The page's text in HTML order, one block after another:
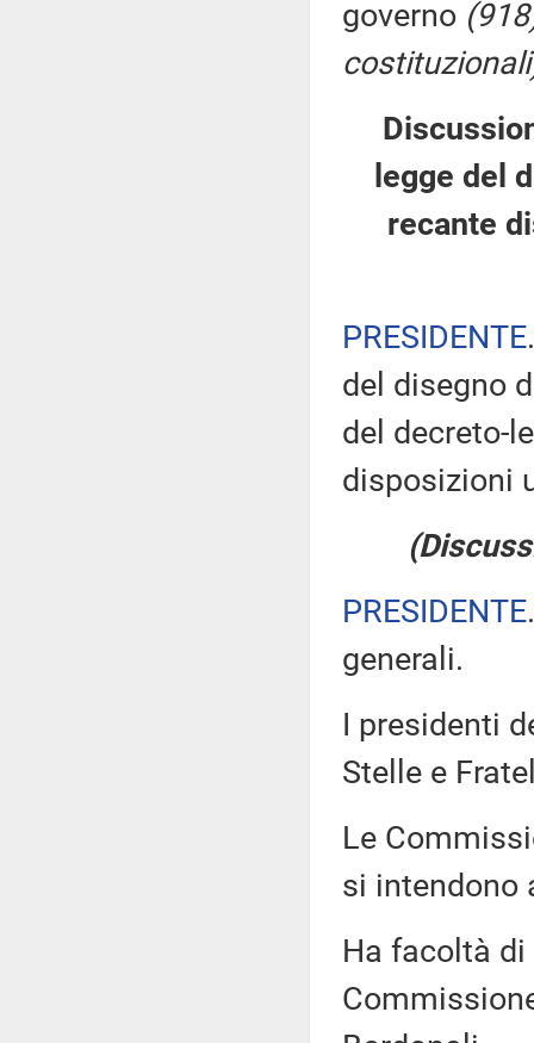
governo
legge del
recante
PRESIDENTE
del disegno
del decreto-
disposizioni
PRESIDENTE
generali.
I presidenti
Stelle e
Le
si intendono
Ha facoltà